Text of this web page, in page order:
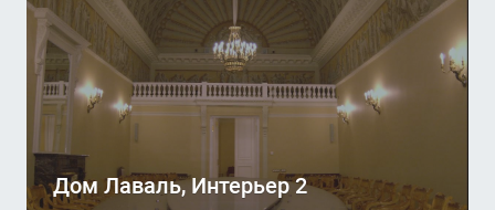
Дом Лаваль, Интерьер 2